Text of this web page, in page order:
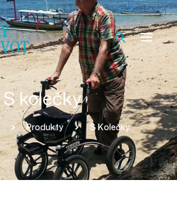
S kolečky
Produkty S Kolečky